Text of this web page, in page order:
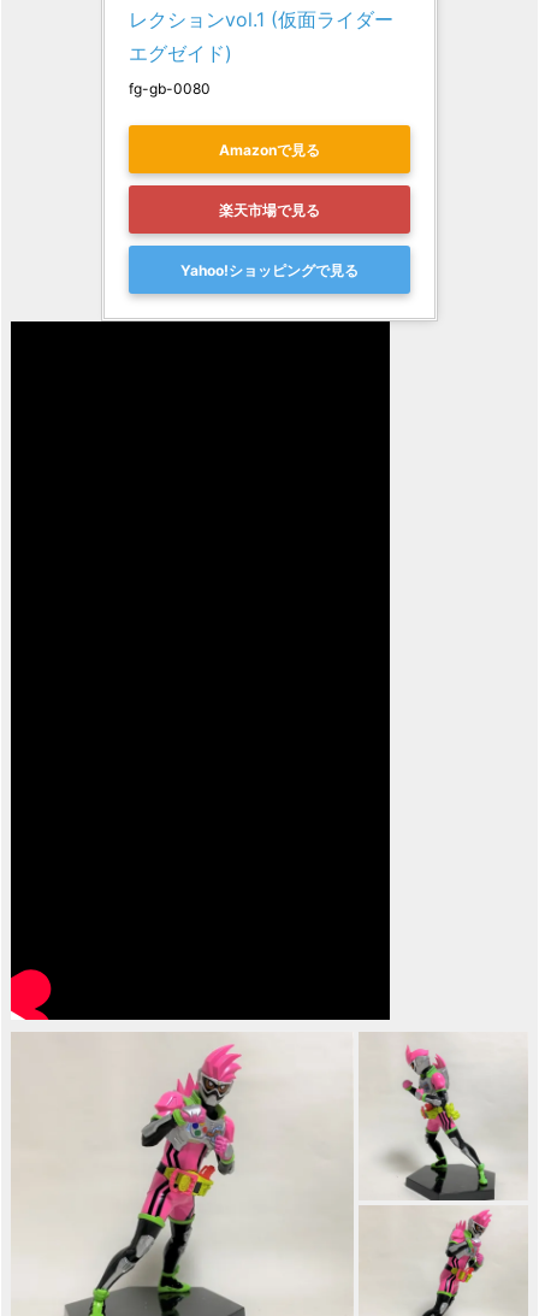
レクションvol.1 (仮面ライダー
エグゼイド)
fg-gb-0080
Amazonで見る
楽天市場で見る
Yahoo!ショッピングで見る